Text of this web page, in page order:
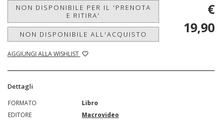
NON DISPONIBILE PER IL 'PRENOTA
E RITIRA'
NON DISPONIBILE ALL'ACQUISTO
AGGIUNGI ALLA WISHLIST
€
19,90
Dettagli
FORMATO
Libro
EDITORE
Macrovideo